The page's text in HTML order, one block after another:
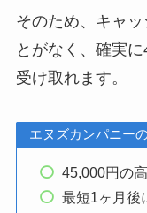
そのため、キャ
とがなく、確実
受け取れます。
エヌズカンパニー
45,000円の
最短1ヶ月後